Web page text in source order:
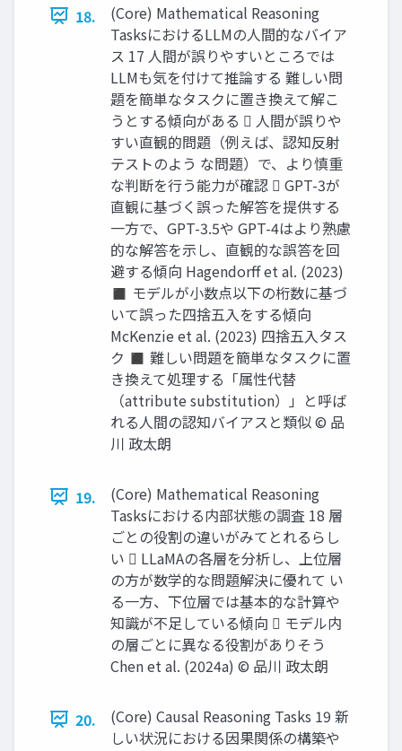
18.
(Core) Mathematical Reasoning
TasksにおけるLLMの人間的なバイア
ス 17 人間が誤りやすいところでは
LLMも気を付けて推論する 難しい問
題を簡単なタスクに置き換えて解こ
うとする傾向がある  人間が誤りや
すい直観的問題（例えば、認知反射
テストのよう な問題）で、より慎重
な判断を行う能力が確認  GPT-3が
直観に基づく誤った解答を提供する
一方で、GPT-3.5や GPT-4はより熟慮
的な解答を示し、直観的な誤答を回
避する傾向 Hagendorff et al. (2023)
◼ モデルが小数点以下の桁数に基づ
いて誤った四捨五入をする傾向
McKenzie et al. (2023) 四捨五入タス
ク ◼ 難しい問題を簡単なタスクに置
き換えて処理する「属性代替
（attribute substitution）」と呼ば
れる人間の認知バイアスと類似 © 品
川 政太朗
19.
(Core) Mathematical Reasoning
Tasksにおける内部状態の調査 18 層
ごとの役割の違いがみてとれるらし
い  LLaMAの各層を分析し、上位層
の方が数学的な問題解決に優れて い
る一方、下位層では基本的な計算や
知識が不足している傾向  モデル内
の層ごとに異なる役割がありそう
Chen et al. (2024a) © 品川 政太朗
20.
(Core) Causal Reasoning Tasks 19 新
しい状況における因果関係の構築や